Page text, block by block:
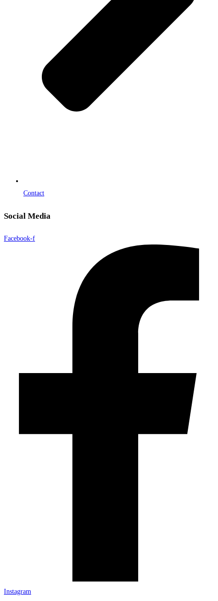
Contact
Social Media
Facebook-f
Instagram